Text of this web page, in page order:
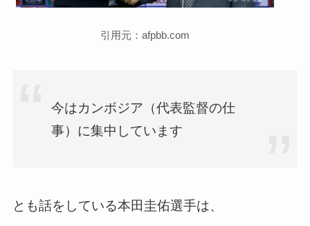
引用元：afpbb.com
今はカンボジア（代表監督の仕
事）に集中しています
とも話をしている本田圭佑選手は、